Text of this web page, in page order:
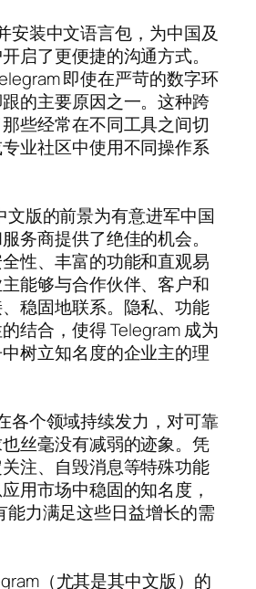
安装中文语言包，为中国及
启了更便捷的沟通方式。
即使在严苛的数字环
的主要原因之一。这种跨
些经常在不同工具之间切
业社区中使用不同操作系
文版的前景为有意进军中国
务商提供了绝佳的机会。
性、丰富的功能和直观易
能够与合作伙伴、客户和
稳固地联系。隐私、功能
结合，使得 Telegram 成为
树立知名度的企业主的理
各个领域持续发力，对可靠
丝毫没有减弱的迹象。凭
注、自毁消息等特殊功能
用市场中稳固的知名度，
能力满足这些日益增长的需
（尤其是其中文版）的